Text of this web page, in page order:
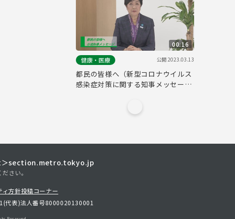
00:16
健康・医療
公開2023.03.13
都民の皆様へ（新型コロナウイルス
感染症対策に関する知事メッセージ
＞section.metro.tokyo.jp
さい。
ィ方針投稿コーナー
代表)法人番号8000020130001